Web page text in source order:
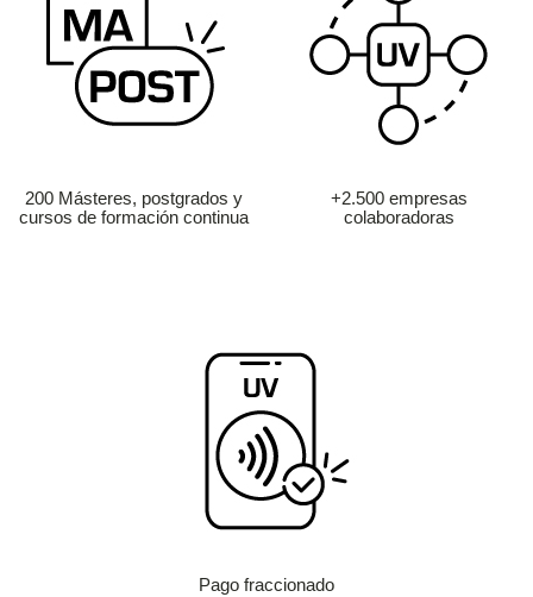
200 Másteres, postgrados y
cursos de formación continua
+2.500 empresas
colaboradoras
Pago fraccionado